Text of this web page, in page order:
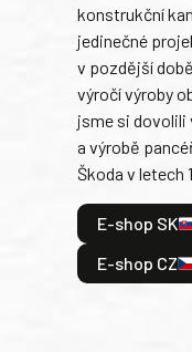
konstrukční
jedinečné
v pozdější
výročí výroby
jsme si dovolili
a výrobě
Škoda v letech
E-shop SK
E-shop CZ